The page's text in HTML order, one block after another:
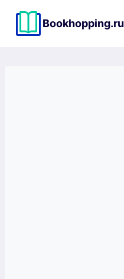
содержимому
Bookhopping.ru